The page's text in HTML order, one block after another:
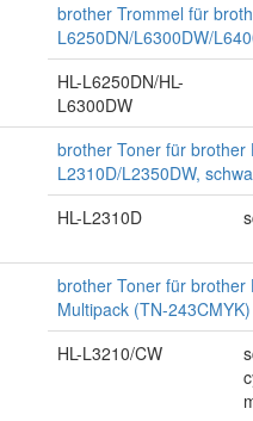
brother Trommel für
L6250DN/L6300DW/
HL-L6250DN/HL-
L6300DW
brother Toner für brother
L2310D/L2350DW,
HL-L2310D
brother Toner für brother
Multipack (TN-243CMYK)
HL-L3210/CW